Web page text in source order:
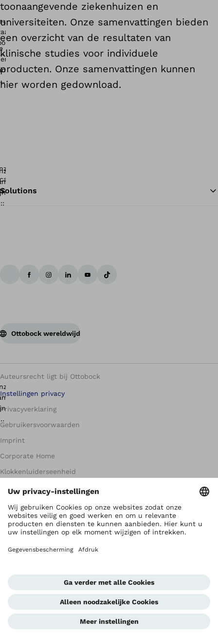
toonaangevende ziekenhuizen en
universiteiten. Onze samenvattingen bieden
een overzicht van de resultaten van
klinische studies voor individuele
producten. Onze samenvattingen kunnen
hier worden gedownload.
Solutions
Ottobock wereldwijd
Auteursrecht ligt bij Ottobock
Instellingen privacy
Privacyverklaring
Gebruikersvoorwaarden
Imprint
Corporate Home
Klokkenluiderseenheid